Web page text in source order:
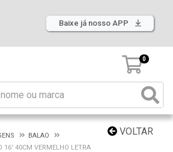
Baixe já nosso APP
0
VOLTAR
BALAO
16' 40CM VERMELHO LETRA